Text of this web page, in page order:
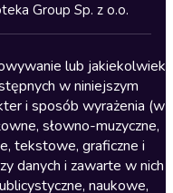
Group Sp. z o.o.
lub jakiekolwiek
w niniejszym
i sposób wyrażenia (w
słowno-muzyczne,
tekstowe, graficzne i
danych i zawarte w nich
naukowe,